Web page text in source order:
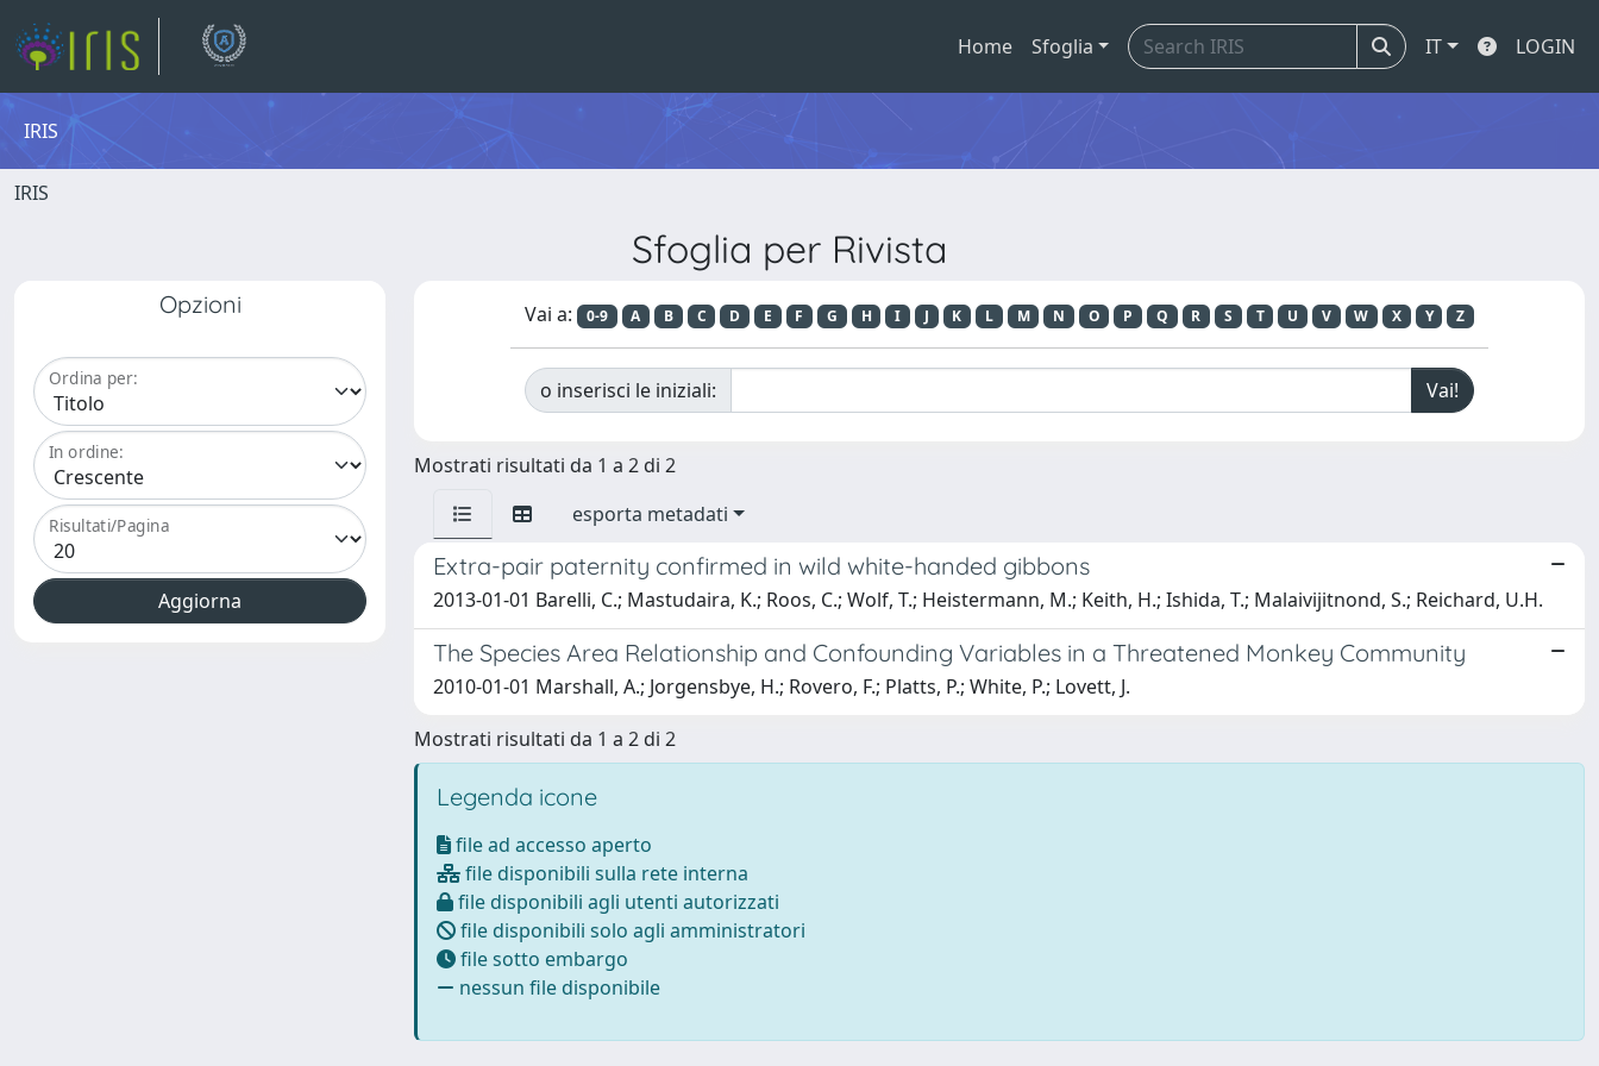
Home Sfoglia IT LOGIN
IRIS
IRIS
Sfoglia per Rivista
Opzioni
Ordina per:
In ordine:
Risultati/Pagina
Vai a: 0-9 A B C D E F G H I J K L M N O P Q R S T U V W X Y Z
o inserisci le iniziali:
Mostrati risultati da 1 a 2 di 2
esporta metadati
Extra-pair paternity confirmed in wild white-handed gibbons
2013-01-01 Barelli, C.; Mastudaira, K.; Roos, C.; Wolf, T.; Heistermann, M.; Keith, H.; Ishida, T.; Malaivijitnond, S.; Reichard, U.H.
The Species Area Relationship and Confounding Variables in a Threatened Monkey Community
2010-01-01 Marshall, A.; Jorgensbye, H.; Rovero, F.; Platts, P.; White, P.; Lovett, J.
Mostrati risultati da 1 a 2 di 2
Legenda icone
file ad accesso aperto
file disponibili sulla rete interna
file disponibili agli utenti autorizzati
file disponibili solo agli amministratori
file sotto embargo
nessun file disponibile